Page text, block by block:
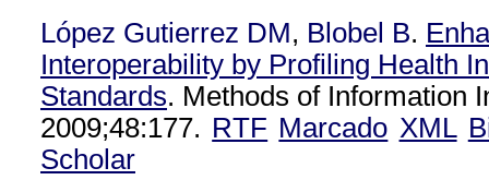
López Gutierrez DM, Blobel B.
Interoperability by Profiling Health
Standards. Methods of Information
2009;48:177. RTF Marcado XML
Scholar